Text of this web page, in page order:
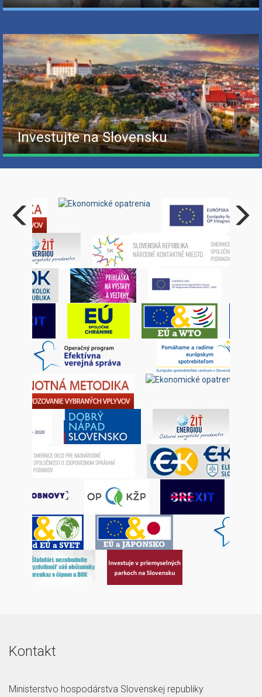
Investujte na Slovensku
Kontakt
Ministerstvo hospodárstva Slovenskej republiky